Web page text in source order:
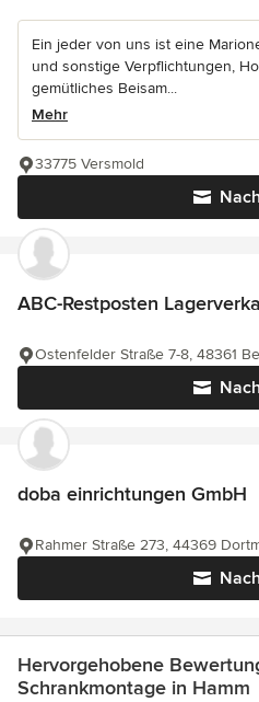
Ein jeder von uns ist eine
und sonstige Verpflichtungen,
gemütliches Beisam...
Mehr
33775 Versmold
ABC-Restposten
Ostenfelder Straße 7-8, 48361
doba einrichtungen GmbH
Rahmer Straße 273, 44369
Hervorgehobene
Schrankmontage in Hamm